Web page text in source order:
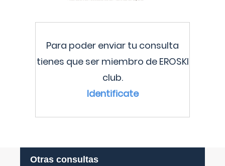
Para poder enviar tu consulta
tienes que ser miembro de EROSKI
club.
Identificate
Otras consultas